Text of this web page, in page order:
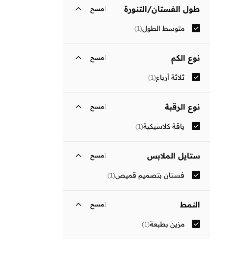
طول الفستان/التنورة 1مسح
متوسط الطول(
1
)
نوع الكم 1مسح
ثلاثة أرباع(
1
)
نوع الرقبة 1مسح
ياقة كلاسيكية(
1
)
ستايل الملابس 1مسح
فستان بتصميم قميص(
1
)
النمط 1مسح
مزين بطبعة(
1
)